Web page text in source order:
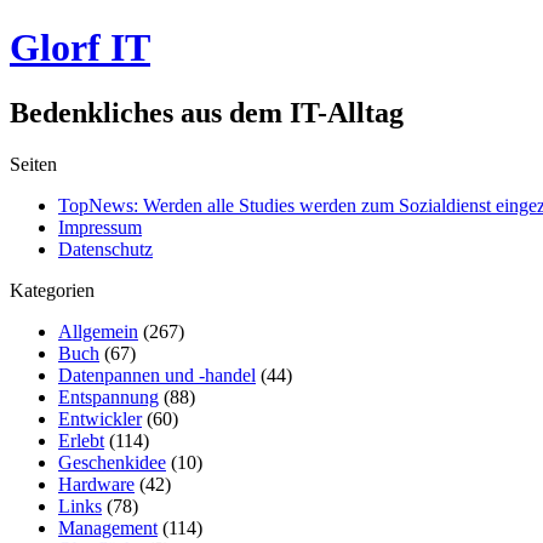
Glorf IT
Bedenkliches aus dem IT-Alltag
Seiten
TopNews: Werden alle Studies werden zum Sozialdienst
Impressum
Datenschutz
Kategorien
Allgemein (267)
Buch (67)
Datenpannen und -handel (44)
Entspannung (88)
Entwickler(60)
Erlebt (114)
Geschenkidee (10)
Hardware (42)
Links (78)
Management (114)